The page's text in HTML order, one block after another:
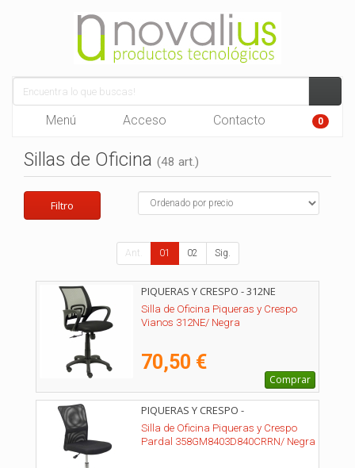
Menú Acceso Contacto 0
Sillas de Oficina (48 art.)
Filtro
Ant. 01 02 Sig.
PIQUERAS Y CRESPO - 312NE
Silla de Oficina Piqueras y Crespo
Vianos 312NE/ Negra
70,50 €
Comprar
PIQUERAS Y CRESPO -
358GM8403D840CRRN
Silla de Oficina Piqueras y Crespo
Pardal 358GM8403D840CRRN/ Negra